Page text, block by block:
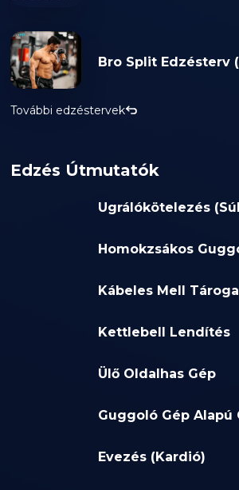
Bro Split Edzésterv
További edzéstervek
Edzés Útmutatók
Ugrálókötelezés
Homokzsákos
Kábeles Mell
Kettlebell Lendítés
Ülő Oldalhas Gép
Guggoló Gép Alapú
Evezés (Kardió)